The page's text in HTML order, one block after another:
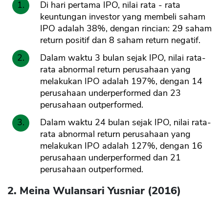
Di hari pertama IPO, nilai rata - rata
keuntungan investor yang membeli saham
IPO adalah 38%, dengan rincian: 29 saham
return positif dan 8 saham return negatif.
Dalam waktu 3 bulan sejak IPO, nilai rata-
rata abnormal return perusahaan yang
melakukan IPO adalah 197%, dengan 14
perusahaan underperformed dan 23
perusahaan outperformed.
Dalam waktu 24 bulan sejak IPO, nilai rata-
rata abnormal return perusahaan yang
melakukan IPO adalah 127%, dengan 16
perusahaan underperformed dan 21
perusahaan outperformed.
2. Meina Wulansari Yusniar (2016)